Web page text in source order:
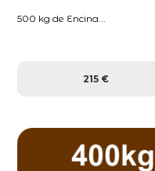
500 kg de Encina...
215 €